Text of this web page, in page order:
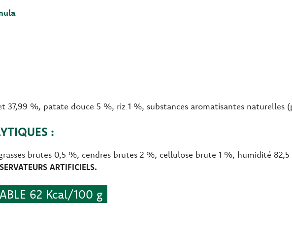
%, patate douce 5 %, riz 1 %, substances aromatisantes naturelles
:
brutes 0,5 %, cendres brutes 2 %, cellulose brute 1 %, humidité 82,5
ARTIFICIELS.
62 Kcal/100 g